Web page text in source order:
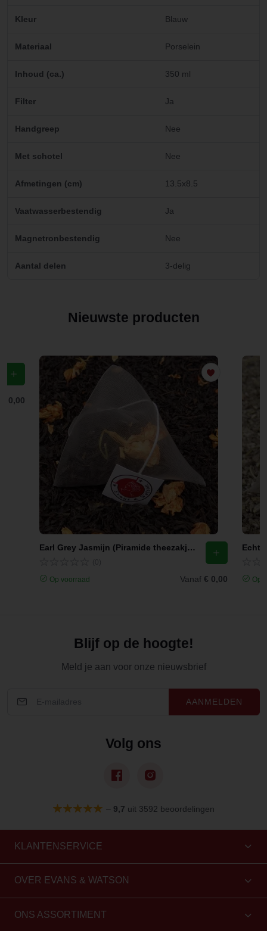
Kleur Blauw
Materiaal Porselein
Inhoud (ca.) 350 ml
Filter Ja
Handgreep Nee
Met schotel Nee
Afmetingen (cm) 13.5x8.5
Vaatwasserbestendig Ja
Magnetronbestendig Nee
Aantal delen 3-delig
Nieuwste producten
€ 0,00
Earl Grey Jasmijn (Piramide theezakjes)
Op voorraad Vanaf € 0,00 Op
Blijf op de hoogte!
Meld je aan voor onze nieuwsbrief
AANMELDEN
Volg ons
– 9,7 uit 3592 beoordelingen
KLANTENSERVICE
OVER EVANS & WATSON
ONS ASSORTIMENT